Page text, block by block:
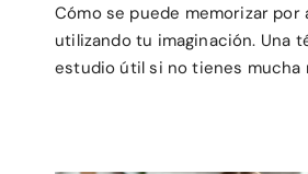
Cómo se puede memorizar por
utilizando tu imaginación. Una
estudio útil si no tienes mucha